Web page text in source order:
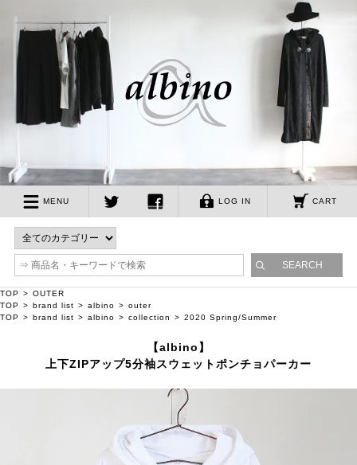
MENU LOG IN CART
TOP
OUTER
TOP
brand list albino
outer
TOP
brand list albino collection 2020 Spring/Summer
【albino】
上下ZIPアップ5分袖スウェットポンチョパーカー